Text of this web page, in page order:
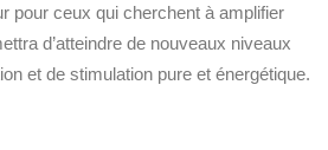
pour ceux qui cherchent à amplifier
d’atteindre de nouveaux niveaux
et de stimulation pure et énergétique.